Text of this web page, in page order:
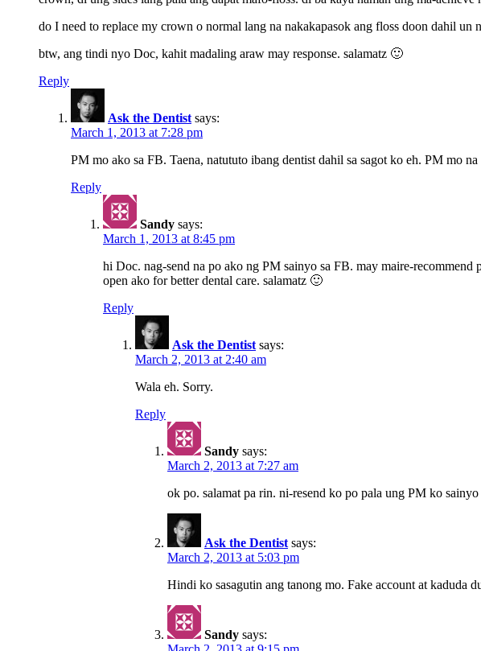
do I need to replace my crown o normal lang na nakakapasok ang floss doon dahil un
btw, ang tindi nyo Doc, kahit madaling araw may response. salamatz 🙂
Reply
Ask the Dentist says:
March 1, 2013 at 7:28 pm
PM mo ako sa FB. Taena, natututo ibang dentist dahil sa sagot ko eh. PM mo
Reply
Sandy says:
March 1, 2013 at 8:45 pm
hi Doc. nag-send na po ako ng PM sainyo sa FB. may maire-
open ako for better dental care. salamatz 🙂
Reply
Ask the Dentist says:
March 2, 2013 at 2:40 am
Wala eh. Sorry.
Reply
Sandy says:
March 2, 2013 at 7:27 am
ok po. salamat pa rin. ni-resend ko po pala ung PM ko
Ask the Dentist says:
March 2, 2013 at 5:03 pm
Hindi ko sasagutin ang tanong mo. Fake account at kaduda
Sandy says: